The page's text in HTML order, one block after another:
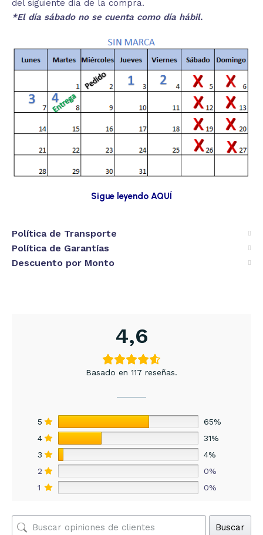
del siguiente día de la compra.
*El día sábado no se cuenta como día hábil.
Sigue leyendo AQUÍ
Política de Transporte
Política de Garantías
Descuento por Monto
4,6
Basado en 117 reseñas.
5
65%
4
31%
3
4%
2
0%
1
0%
Buscar